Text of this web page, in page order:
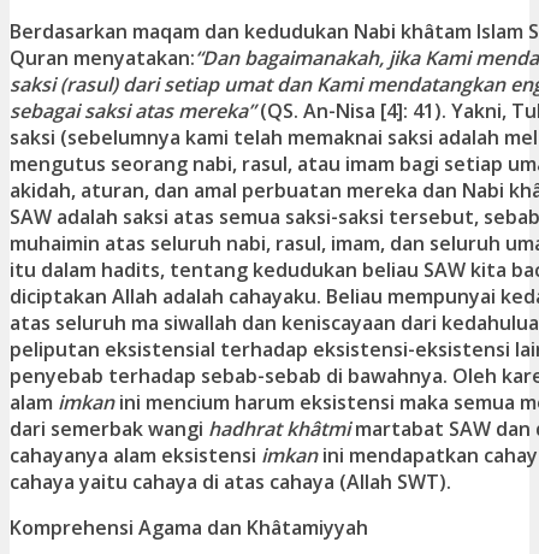
Berdasarkan maqam dan kedudukan Nabi khâtam Islam
Quran menyatakan:“Dan bagaimanakah, jika Kami
saksi (rasul) dari setiap umat dan Kami mendatangkan
sebagai saksi atas mereka” (QS. An-Nisa [4]: 41). Yakni,
saksi (sebelumnya kami telah memaknai saksi adalah
mengutus seorang nabi, rasul, atau imam bagi setiap
akidah, aturan, dan amal perbuatan mereka dan Nabi
SAW adalah saksi atas semua saksi-saksi tersebut,
muhaimin atas seluruh nabi, rasul, imam, dan seluruh
itu dalam hadits, tentang kedudukan beliau SAW kita
diciptakan Allah adalah cahayaku. Beliau mempunyai
atas seluruh ma siwallah dan keniscayaan dari
peliputan eksistensial terhadap eksistensi-eksistensi
penyebab terhadap sebab-sebab di bawahnya. Oleh
alam imkanini mencium harum eksistensi maka semua
dari semerbak wangi hadhrat khâtmimartabat SAW
cahayanya alam eksistensi imkanini mendapatkan
cahaya yaitu cahaya di atas cahaya (Allah SWT).
Komprehensi Agama dan Khâtamiyyah